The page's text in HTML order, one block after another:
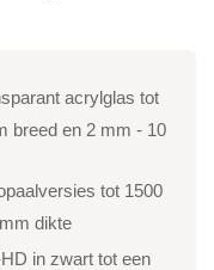
acrylglas tot
breed en 2 mm - 10
tot 1500
dikte
in zwart tot een